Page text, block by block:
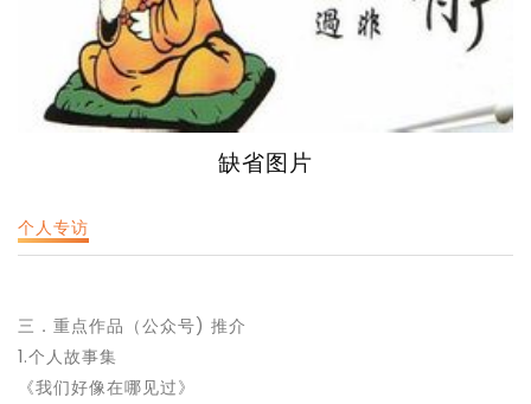
缺省图片
个人专访
三．重点作品（公众号) 推介
1.个人故事集
《我们好像在哪见过》